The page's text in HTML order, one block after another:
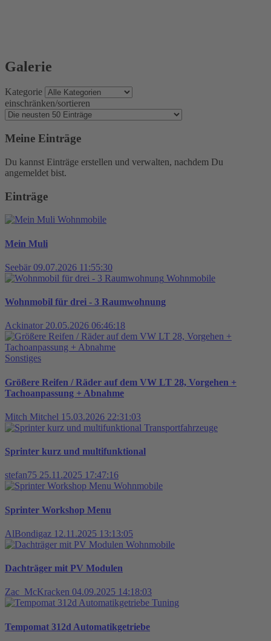
Galerie
Kategorie
einschränken/sortieren
Meine Einträge
Du kannst Einträge erstellen und verwalten, nachdem Du
angemeldet bist.
Einträge
Wohnmobile
Mein Muli
Seebär 09.07.2026 11:55:30
Wohnmobile
Wohnmobil für drei - 3 Raumwohnung
Ackinator 20.05.2026 06:46:18
Sonstiges
Größere Reifen / Räder auf dem VW LT 28, Vorgehen +
Tachoanpassung + Abnahme
Mitch Mitchel 15.03.2026 22:31:03
Transportfahrzeuge
Sprinter kurz und multifunktional
stefan75 25.11.2025 17:47:16
Wohnmobile
Sprinter Workshop Menu
AlBondigaz 12.11.2025 13:13:05
Wohnmobile
Dachträger mit PV Modulen
Zac_McKracken 04.09.2025 14:18:03
Tuning
Tempomat 312d Automatikgetriebe